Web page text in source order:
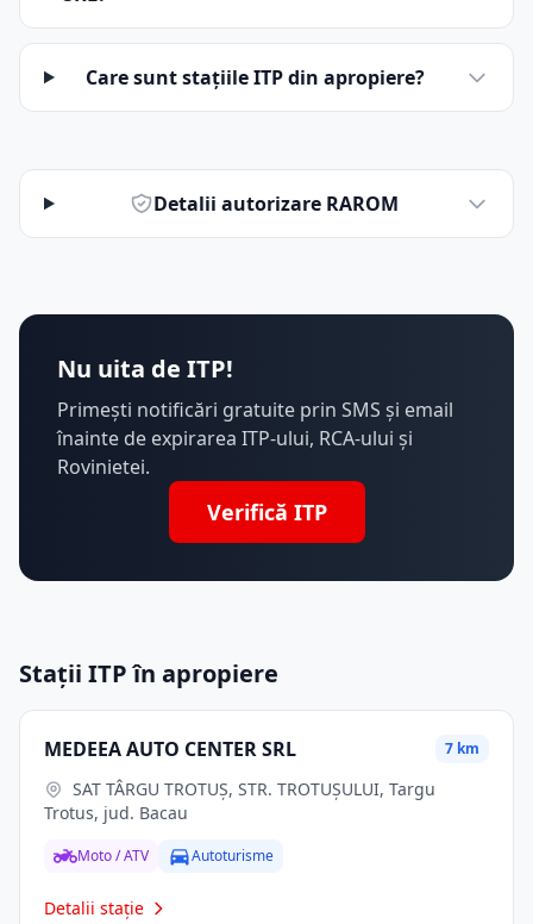
Care sunt stațiile ITP din apropiere?
Detalii autorizare RAROM
Nu uita de ITP!
Primești notificări gratuite prin SMS și email
înainte de expirarea ITP-ului, RCA-ului și
Rovinietei.
Verifică ITP
Stații ITP în apropiere
MEDEEA AUTO CENTER SRL 7 km
Trotus, jud. Bacau
Moto / ATV Autoturisme
Detalii stație